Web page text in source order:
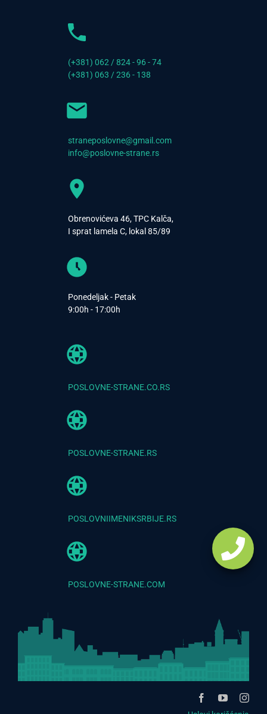
(+381) 062 / 824 - 96 - 74
(+381) 063 / 236 - 138
straneposlovne@gmail.com
info@poslovne-strane.rs
Obrenovićeva 46, TPC Kalča,
I sprat lamela C, lokal 85/89
Ponedeljak - Petak
9:00h - 17:00h
POSLOVNE-STRANE.CO.RS
POSLOVNE-STRANE.RS
POSLOVNIIMENIKSRBIJE.RS
POSLOVNE-STRANE.COM